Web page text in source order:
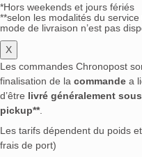
*Hors weekends et jours fériés
**selon les modalités du
mode de livraison n’est pas
X
Les commandes Chronopost
finalisation de la commande a
d’être livré généralement
pickup**.
Les tarifs dépendent du poids
frais de port)